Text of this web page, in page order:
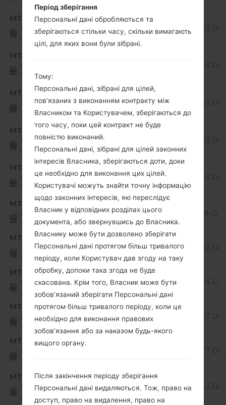
MTK
United
States
MS42820g_00_0913.kdz
7.x
1.53 GiB
MTK
United
States
1.53 GiB
MTK
United
States
MS42820i_00_1228.kdz
Android
7.x
Nougat
1.53 GiB
MTK
United
States
MS42820k_00_0402.kdz
Android
Nougat
1.53 GiB
MTK
United
States
MS42820l_00_0620.kdz
Android
7.x
Nougat
1.53 GiB
MTP
United
States
MS42810c_00_0519.kdz
Unknown 1.19 GiB
MTP
United
States
MS42810d_00_0805.kdz
Unknown 1.22 GiB
MTP
United
States
MS42810f_00_1024.kdz
Unknown 1.24 GiB
MTP
United
States
MS42810g_00_1223.kdz
1.27 GiB
MTP
United
States
MS42810h_00_0302.kdz
1.27 GiB
MTP
United
States
MS42820f_00_0605.kdz
Android
7.x
Nougat
1.53 GiB
Період зберігання
Персональні дані обробляються та
зберігаються стільки часу, скільки вимагають
цілі, для яких вони були зібрані.
Тому:
Персональні дані, зібрані для цілей,
пов’язаних з виконанням контракту між
Власником та Користувачем, зберігаються до
того часу, поки цей контракт не буде
повністю виконаний.
Персональні дані, зібрані для цілей законних
інтересів Власника, зберігаються доти, доки
це необхідно для виконання цих цілей.
Користувачі можуть знайти точну інформацію
щодо законних інтересів, які переслідує
Власник у відповідних розділах цього
документа, або звернувшись до Власника.
Власнику може бути дозволено зберігати
Персональні дані протягом більш тривалого
періоду, коли Користувач дав згоду на таку
обробку, допоки така згода не буде
скасована. Крім того, Власник може бути
зобов’язаний зберігати Персональні дані
протягом більш тривалого періоду, коли це
необхідно для виконання правових
зобов’язання або за наказом будь-якого
вищого органу.
Після закінчення періоду зберігання
Персональні дані видаляються. Тож, право на
доступ, право на видалення, право на